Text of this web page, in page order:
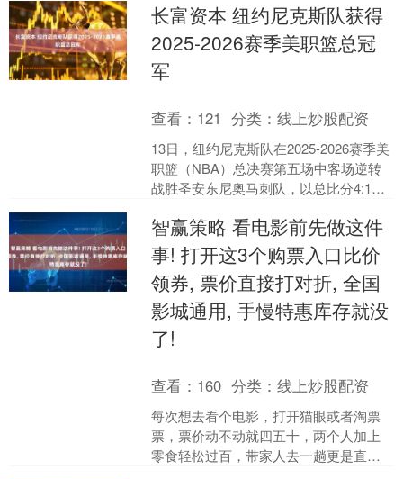
约基奇、爱德华....
长富资本 纽约尼克斯队获得
2025-2026赛季美职篮总冠
军
查看： 121 分类：线上炒股配资
13日，纽约尼克斯队在2025-2026赛季美
职篮（NBA）总决赛第五场中客场逆转
战胜圣安东尼奥马刺队，以总比分4:1获
智赢策略 看电影前先做这件
事! 打开这3个购票入口比价
领券, 票价直接打对折, 全国
影城通用, 手慢特惠库存就没
了!
查看： 160 分类：线上炒股配资
每次想去看个电影，打开猫眼或者淘票
票，票价动不动就四五十，两个人加上
零食轻松过百，带家人去一趟更是直逼